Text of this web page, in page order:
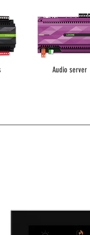
Audio server